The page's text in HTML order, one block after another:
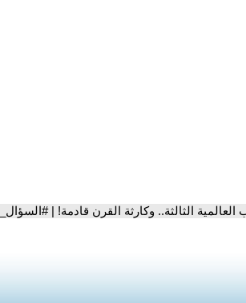
الثالثة.. وكارثة القرن قادمة! |